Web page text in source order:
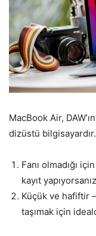
MacBook Air,
dizüstü
Fanı olmadığı
kayıt
Küçük ve hafiftir
taşımak için